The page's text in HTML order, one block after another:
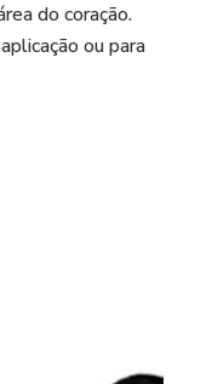
do coração.
ou para